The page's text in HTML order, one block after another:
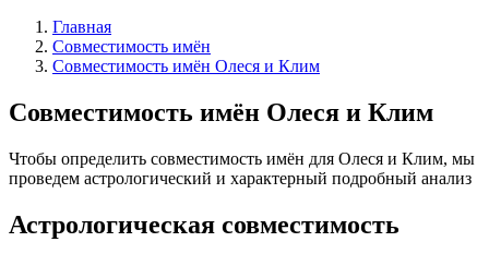
Главная
Совместимость имён
Совместимость имён Олеся и Клим
Совместимость имён Олеся и Клим
Чтобы определить совместимость имён для Олеся и Клим, мы
проведем астрологический и характерный подробный анализ
Астрологическая совместимость